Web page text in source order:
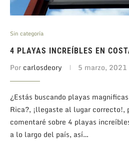
Sin categoría
4 PLAYAS INCREÍBLES EN
Por carlosdeory 5 marzo, 2021
¿Estás buscando playas
Rica?, ¡llegaste al lugar correcto!,
comentaré sobre 4 playas
a lo largo del país, así…